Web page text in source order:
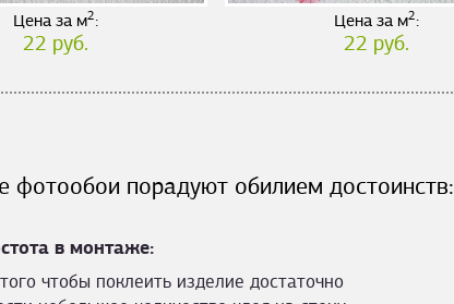
Цена за м2:
22 руб.
Цена за м2:
22 руб.
фотообои порадуют обилием достоинств:
в монтаже:
чтобы поклеить изделие достаточно